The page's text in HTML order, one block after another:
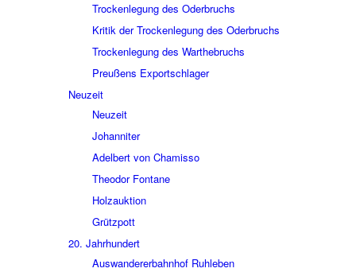
Trocken­le­gung des Oder­bruchs
Kritik der Trocken­le­gung des Oder­bruchs
Trocken­le­gung des Wart­he­bruchs
Preu­ßens Export­schla­ger
Neuzeit
Neuzeit
Johan­ni­ter
Adel­bert von Chamisso
Theo­dor Fontane
Holz­auk­tion
Grütz­pott
20. Jahr­hun­dert
Auswan­de­rer­bahn­hof Ruhle­ben